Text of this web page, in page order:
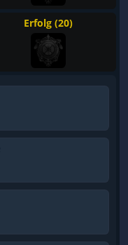
Erfolg (20)